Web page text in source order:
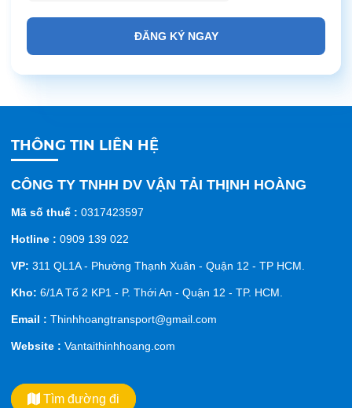
ĐĂNG KÝ NGAY
THÔNG TIN LIÊN HỆ
CÔNG TY TNHH DV VẬN TẢI THỊNH HOÀNG
Mã số thuế :0317423597
Hotline : 0909 139 022
VP: 311 QL1A - Phường Thạnh Xuân - Quận 12 - TP HCM.
Kho: 6/1A Tổ 2 KP1 - P. Thới An - Quận 12 - TP. HCM.
Email : Thinhhoangtransport@gmail.com
Website : Vantaithinhhoang.com
Tìm đường đi